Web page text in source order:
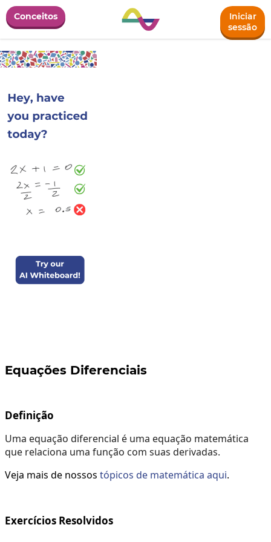
Conceitos
Iniciar
sessão
Equações Diferenciais
Definição
Uma equação diferencial é uma equação matemática
que relaciona uma função com suas derivadas.
Veja mais de nossos tópicos de matemática aqui.
Exercícios Resolvidos